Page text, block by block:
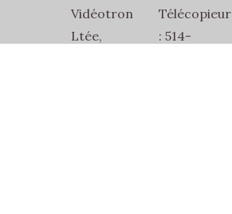
Vidéotron
Ltée,
Télécopieur
: 514-